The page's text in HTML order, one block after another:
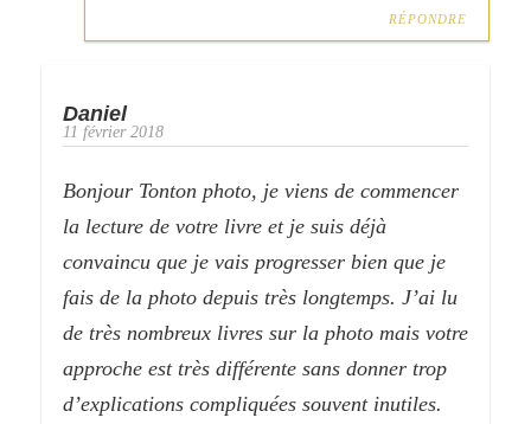
RÉPONDRE
Daniel
11 février 2018
Bonjour Tonton photo, je viens de commencer
la lecture de votre livre et je suis déjà
convaincu que je vais progresser bien que je
fais de la photo depuis très longtemps. J’ai lu
de très nombreux livres sur la photo mais votre
approche est très différente sans donner trop
d’explications compliquées souvent inutiles.